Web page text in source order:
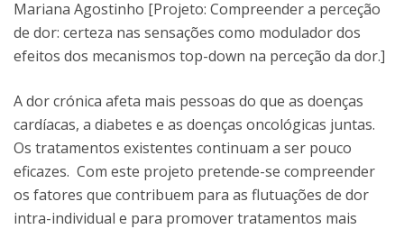
Mariana Agostinho [Projeto: Compreender a perceção
de dor: certeza nas sensações como modulador dos
efeitos dos mecanismos top-down na perceção da dor.]
A dor crónica afeta mais pessoas do que as doenças
cardíacas, a diabetes e as doenças oncológicas juntas.
Os tratamentos existentes continuam a ser pouco
eficazes. Com este projeto pretende-se compreender
os fatores que contribuem para as flutuações de dor
intra-individual e para promover tratamentos mais